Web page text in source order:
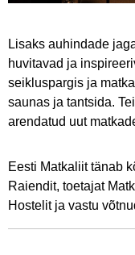
Lisaks auhindade
huvitavad ja
seikluspargis ja
saunas ja tantsida.
arendatud uut
Eesti Matkaliit tänab
Raiendit, toetajat
Hostelit ja vastu